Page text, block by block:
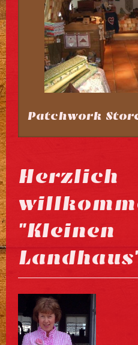
Patchwork
Herzlich
"Kleinen